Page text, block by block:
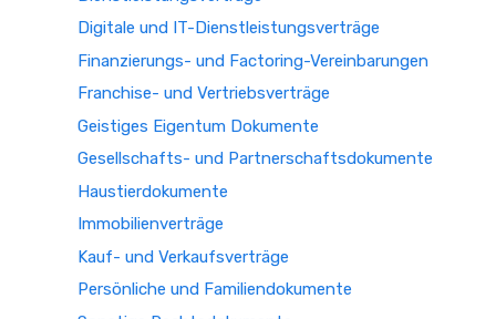
Digitale und IT-Dienstleistungsverträge
Finanzierungs- und Factoring-Vereinbarungen
Franchise- und Vertriebsverträge
Geistiges Eigentum Dokumente
Gesellschafts- und Partnerschaftsdokumente
Haustierdokumente
Immobilienverträge
Kauf- und Verkaufsverträge
Persönliche und Familiendokumente